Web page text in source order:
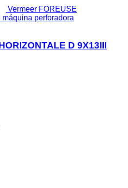
Vermeer FOREUSE
perforadora
D 9X13III